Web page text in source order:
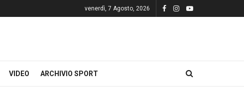
venerdì, 7 Agosto, 2026
VIDEO ARCHIVIO SPORT